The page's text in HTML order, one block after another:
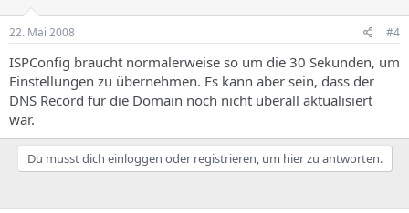
22. Mai 2008 #4
ISPConfig braucht normalerweise so um die 30 Sekunden, um
Einstellungen zu übernehmen. Es kann aber sein, dass der
DNS Record für die Domain noch nicht überall aktualisiert
war.
Du musst dich einloggen oder registrieren, um hier zu antworten.